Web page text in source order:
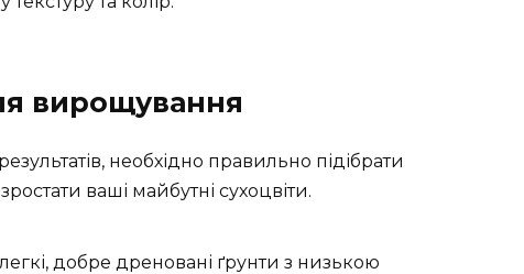
вирощування
необхідно правильно підібрати
ваші майбутні сухоцвіти.
добре дреновані ґрунти з низькою